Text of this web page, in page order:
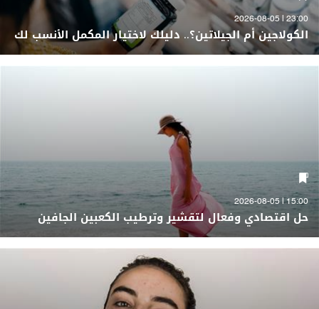
23:00 | 2026-08-05
الكولاجين أم الجيلاتين؟.. دليلك لاختيار المكمل الأنسب لك
15:00 | 2026-08-05
حل اقتصادي وفعال لتقشير وترطيب الكعبين الجافين